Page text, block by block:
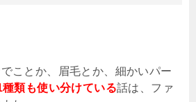
ことか、眉毛とか、細かいパー
類も使い分けている話は、ファ